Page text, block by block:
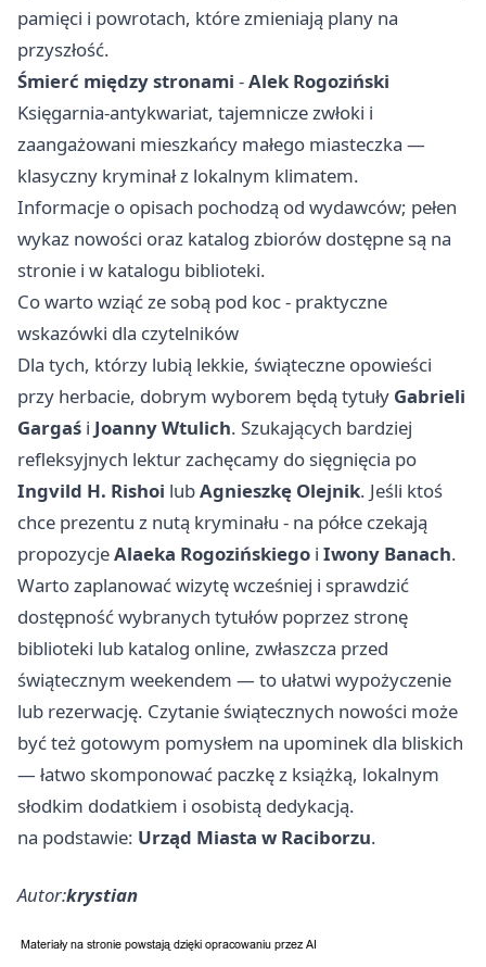
pamięci i powrotach, które zmieniają plany na
przyszłość.
Śmierć między stronami -Alek Rogoziński
Księgarnia-antykwariat, tajemnicze zwłoki i
zaangażowani mieszkańcy małego miasteczka —
klasyczny kryminał z lokalnym klimatem.
Informacje o opisach pochodzą od wydawców; pełen
wykaz nowości oraz katalog zbiorów dostępne są na
stronie i w katalogu biblioteki.
Co warto wziąć ze sobą pod koc - praktyczne
wskazówki dla czytelników
Dla tych, którzy lubią lekkie, świąteczne opowieści
przy herbacie, dobrym wyborem będą tytuły Gabrieli
Gargaś i Joanny Wtulich. Szukających bardziej
refleksyjnych lektur zachęcamy do sięgnięcia po
Ingvild H. Rishoi lubAgnieszkę Olejnik. Jeśli ktoś
chce prezentu z nutą kryminału - na półce czekają
propozycjeAlaeka Rogozińskiego i Iwony Banach.
Warto zaplanować wizytę wcześniej i sprawdzić
dostępność wybranych tytułów poprzez stronę
biblioteki lub katalog online, zwłaszcza przed
świątecznym weekendem — to ułatwi wypożyczenie
lub rezerwację. Czytanie świątecznych nowości może
być też gotowym pomysłem na upominek dla bliskich
— łatwo skomponować paczkę z książką, lokalnym
słodkim dodatkiem i osobistą dedykacją.
na podstawie: Urząd Miasta w Raciborzu.
Autor:krystian